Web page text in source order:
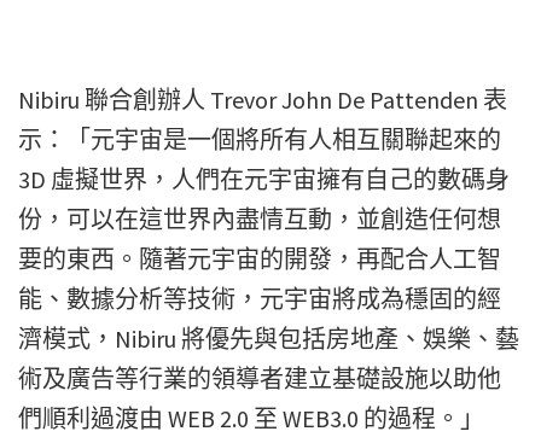
Nibiru 聯合創辦人 Trevor John De Pattenden 表
示：「元宇宙是一個將所有人相互關聯起來的
3D 虛擬世界，人們在元宇宙擁有自己的數碼身
份，可以在這世界內盡情互動，並創造任何想
要的東西。隨著元宇宙的開發，再配合人工智
能、數據分析等技術，元宇宙將成為穩固的經
濟模式，Nibiru 將優先與包括房地產、娛樂、藝
術及廣告等行業的領導者建立基礎設施以助他
們順利過渡由 WEB 2.0 至 WEB3.0 的過程。」